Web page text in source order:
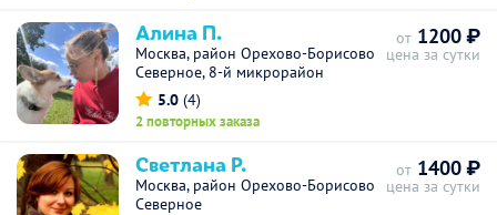
Алина П.
Москва, район Орехово-Борисово
Северное, 8-й микрорайон
5.0 (4)
2 повторных заказа
от 1200 ₽
цена за сутки
Светлана Р.
Москва, район Орехово-Борисово
Северное
от 1400 ₽
цена за сутки